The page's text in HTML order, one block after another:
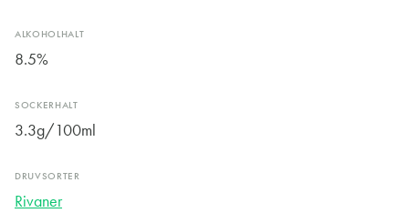
ALKOHOLHALT
8.5%
SOCKERHALT
3.3g/100ml
DRUVSORTER
Rivaner